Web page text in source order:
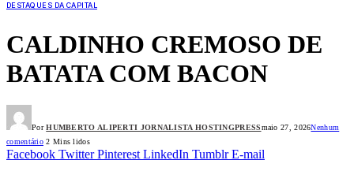
DESTAQUES DA CAPITAL
CALDINHO CREMOSO DE
BATATA COM BACON
Por HUMBERTO ALIPERTI JORNALISTA HOSTINGPRESSmaio 27, 2026Nenhum
comentário 2 Mins lidos
Facebook Twitter Pinterest LinkedIn Tumblr E-mail